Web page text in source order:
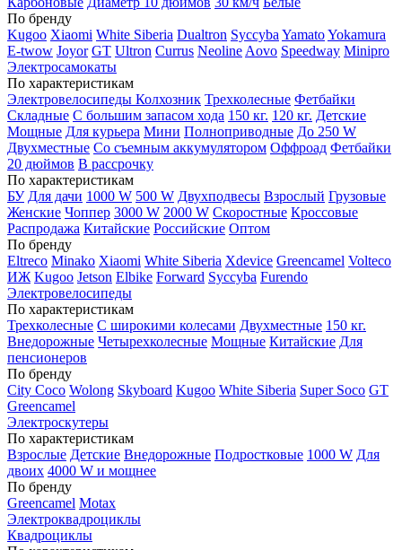
По бренду
Kugoo Xiaomi White Siberia Dualtron Syccyba YamatoYokamura
E-twow Joyor GT Ultron Currus Neoline Aovo Speedway Minipro
Электросамокаты
По характеристикам
Электровелосипеды Колхозник Трехколесные Фетбайки
Складные С большим запасом хода 150 кг. 120 кг. Детские
Мощные Для курьера Мини Полноприводные До 250 W
Двухместные Со съемным аккумулятором Оффроад Фетбайки
20 дюймов В рассрочку
По характеристикам
БУ Для дачи 1000 W 500 W Двухподвесы Взрослый Грузовые
Женские Чоппер 3000 W 2000 W Скоростные Кроссовые
Распродажа Китайские Российские Оптом
По бренду
Eltreco Minako Xiaomi White Siberia Xdevice Greencamel Volteco
ИЖ Kugoo Jetson Elbike Forward Syccyba Furendo
Электровелосипеды
По характеристикам
Трехколесные С широкими колесами Двухместные 150 кг.
Внедорожные Четырехколесные Мощные Китайские Для
пенсионеров
По бренду
City Coco Wolong Skyboard Kugoo White Siberia Super Soco GT
Greencamel
Электроскутеры
По характеристикам
Взрослые Детские Внедорожные Подростковые 1000 W Для
двоих 4000 W и мощнее
По бренду
Greencamel Motax
Электроквадроциклы
Квадроциклы